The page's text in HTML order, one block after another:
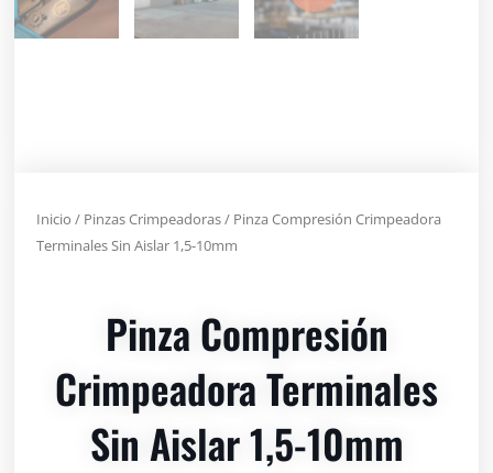
Inicio / Pinzas Crimpeadoras/ Pinza Compresión Crimpeadora
Terminales Sin Aislar 1,5-10mm
Pinza Compresión
Crimpeadora Terminales
Sin Aislar 1,5-10mm